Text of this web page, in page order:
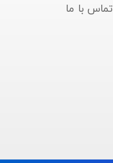
تماس با ما